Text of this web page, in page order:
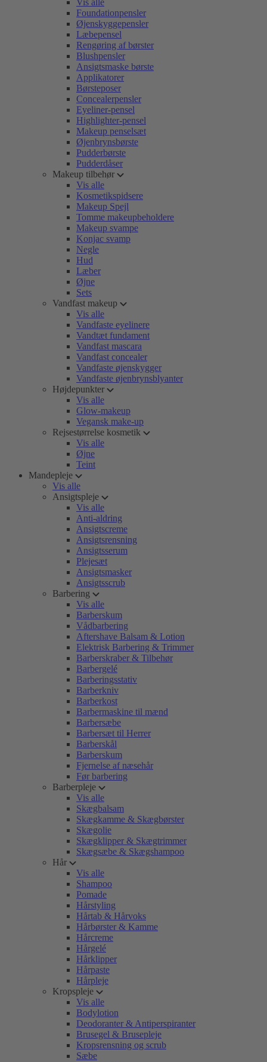
Vis alle
Foundationpensler
Øjenskyggepensler
Læbepensel
Rengøring af børster
Blushpensler
Ansigtsmaske børste
Applikatorer
Børsteposer
Concealerpensler
Eyeliner-pensel
Highlighter-pensel
Makeup penselsæt
Øjenbrynsbørste
Pudderbørste
Pudderdåser
Makeup tilbehør
Vis alle
Kosmetikspidsere
Makeup Spejl
Tomme makeupbeholdere
Makeup svampe
Konjac svamp
Negle
Hud
Læber
Øjne
Sets
Vandfast makeup
Vis alle
Vandfaste eyelinere
Vandtæt fundament
Vandfast mascara
Vandfast concealer
Vandfaste øjenskygger
Vandfaste øjenbrynsblyanter
Højdepunkter
Vis alle
Glow-makeup
Vegansk make-up
Rejsestørrelse kosmetik
Vis alle
Øjne
Teint
Mandepleje
Vis alle
Ansigtspleje
Vis alle
Anti-aldring
Ansigtscreme
Ansigtsrensning
Ansigtsserum
Plejesæt
Ansigtsmasker
Ansigtsscrub
Barbering
Vis alle
Barberskum
Vådbarbering
Aftershave Balsam & Lotion
Elektrisk Barbering & Trimmer
Barberskraber & Tilbehør
Barbergelé
Barberingsstativ
Barberkniv
Barberkost
Barbermaskine til mænd
Barbersæbe
Barbersæt til Herrer
Barberskål
Barberskum
Fjernelse af næsehår
Før barbering
Barberpleje
Vis alle
Skægbalsam
Skægkamme & Skægbørster
Skægolie
Skægklipper & Skægtrimmer
Skægsæbe & Skægshampoo
Hår
Vis alle
Shampoo
Pomade
Hårstyling
Hårtab & Hårvoks
Hårbørster & Kamme
Hårcreme
Hårgelé
Hårklipper
Hårpaste
Hårpleje
Kropspleje
Vis alle
Bodylotion
Deodoranter & Antiperspiranter
Brusegel & Brusepleje
Kropsrensning og scrub
Sæbe